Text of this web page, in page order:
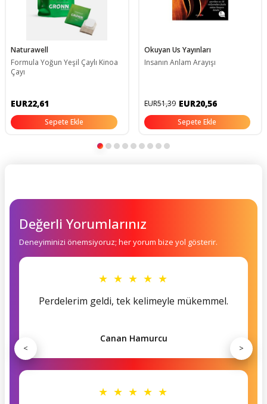
Naturawell
Formula Yoğun Yeşil Çaylı Kinoa
Çayı
EUR22,61
Sepete Ekle
Okuyan Us Yayınları
Insanın Anlam Arayışı
EUR51,39 EUR20,56
Sepete Ekle
Değerli Yorumlarınız
Deneyiminizi önemsiyoruz; her yorum bize yol gösterir.
★ ★ ★ ★ ★
Perdelerim geldi, tek kelimeyle mükemmel.
Canan Hamurcu
★ ★ ★ ★ ★
< >